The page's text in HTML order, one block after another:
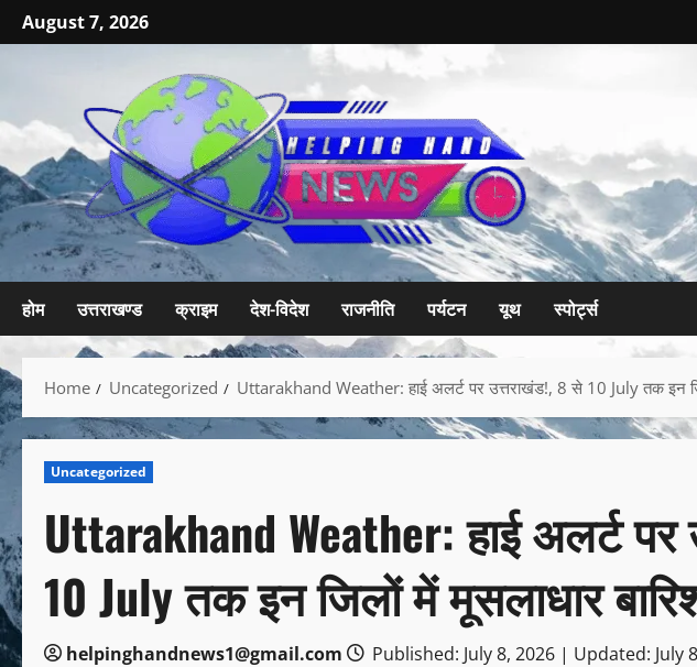
August 7, 2026
होम उत्तराखण्ड क्राइम देश-विदेश राजनीति पर्यटन यूथ स्पोर्ट्स
Home Uncategorized Uttarakhand Weather: हाई अलर्ट पर उत्तराखंड!, 8 से 10 July तक इन
Uncategorized
Uttarakhand Weather: हाई अलर्ट
10 July तक इन जिलों में मूसलाधार
helpinghandnews1@gmail.com Published: July 8, 2026 | Updated: July